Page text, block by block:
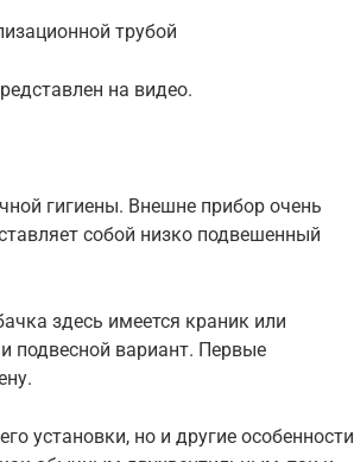
трубой
на видео.
гигиены. Внешне прибор очень
собой низко подвешенный
здесь имеется краник или
подвесной вариант. Первые
установки, но и другие особенности